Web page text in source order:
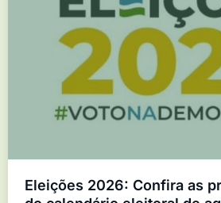
Eleições 2026: Confira as